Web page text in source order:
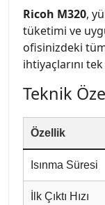
Ricoh M320,
tüketimi ve
ofisinizdeki
ihtiyaçlarını
Teknik
Özellik
Isınma Süresi
İlk Çıktı Hızı